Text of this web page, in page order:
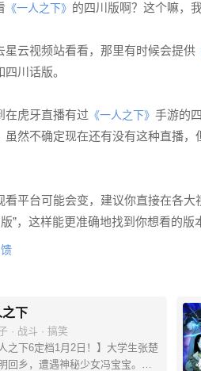
《一人之下》 的四川版啊？这个嘛，
星云视频站看看，那里有时候会提供
川话版。
在虎牙直播有过 《一人之下》 手游的
虽然不确定现在还有没有这种直播
看平台可能会变，建议你直接在各
”，这样能更准确地找到你想看的
下
· 战斗 · 搞笑
人之下6定档1月2日！】大学生张楚
回乡，遭遇神秘少女冯宝宝。素